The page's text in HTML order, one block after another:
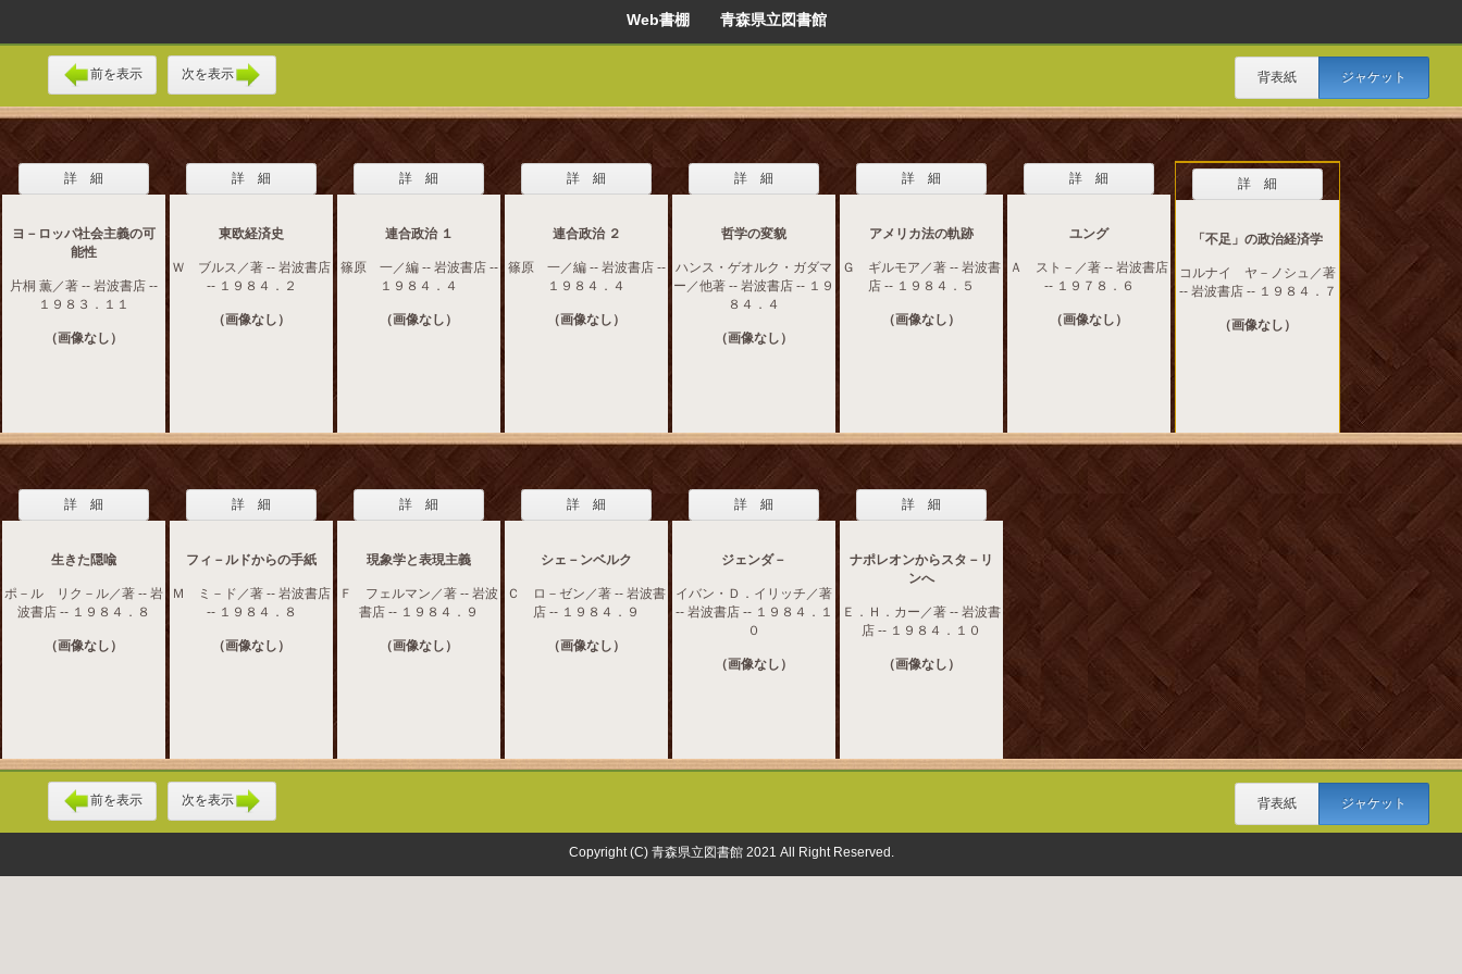
Web書棚 青森県立図書館
前を表示 次を表示 背表紙 ジャケット
詳 細
ヨ－ロッパ社会主義の可
能性
片桐 薫／著 -- 岩波書店 --
１９８３．１１
（画像なし）
詳 細
東欧経済史
Ｗ ブルス／著 -- 岩波書店
-- １９８４．２
（画像なし）
詳 細
連合政治 １
篠原 一／編 -- 岩波書店 --
１９８４．４
（画像なし）
詳 細
連合政治 ２
篠原 一／編 -- 岩波書店 --
１９８４．４
（画像なし）
詳 細
哲学の変貌
ハンス・ゲオルク・ガダマ
ー／他著 -- 岩波書店 -- １９
８４．４
（画像なし）
詳 細
アメリカ法の軌跡
Ｇ ギルモア／著 -- 岩波書
店 -- １９８４．５
（画像なし）
詳 細
ユング
Ａ スト－／著 -- 岩波書店
-- １９７８．６
（画像なし）
詳 細
「不足」の政治経済学
コルナイ ヤ－ノシュ／著
-- 岩波書店 -- １９８４．７
（画像なし）
詳 細
生きた隠喩
ポ－ル リク－ル／著 -- 岩
波書店 -- １９８４．８
（画像なし）
詳 細
フィ－ルドからの手紙
Ｍ ミ－ド／著 -- 岩波書店
-- １９８４．８
（画像なし）
詳 細
現象学と表現主義
Ｆ フェルマン／著 -- 岩波
書店 -- １９８４．９
（画像なし）
詳 細
シェ－ンベルク
Ｃ ロ－ゼン／著 -- 岩波書
店 -- １９８４．９
（画像なし）
詳 細
ジェンダ－
イバン・Ｄ．イリッチ／著
-- 岩波書店 -- １９８４．１
０
（画像なし）
詳 細
ナポレオンからスタ－リ
ンへ
Ｅ．Ｈ．カー／著 -- 岩波書
店 -- １９８４．１０
（画像なし）
前を表示 次を表示 背表紙 ジャケット
Copyright (C) 青森県立図書館 2021 All Right Reserved.